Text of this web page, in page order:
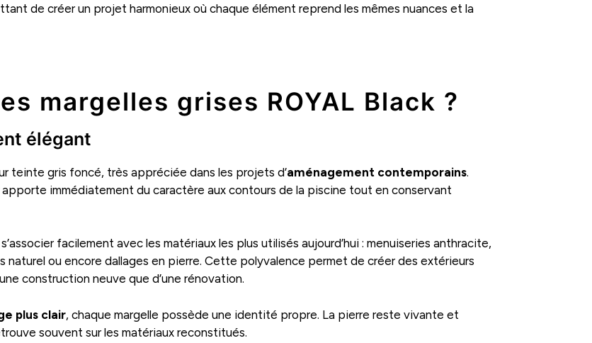
de créer un projet harmonieux où chaque élément reprend les mêmes nuances et la
margelles grises ROYAL Black ?
élégant
teinte gris foncé, très appréciée dans les projets d’aménagement contemporains.
immédiatement du caractère aux contours de la piscine tout en conservant
facilement avec les matériaux les plus utilisés aujourd’hui : menuiseries anthracite,
naturel ou encore dallages en pierre. Cette polyvalence permet de créer des extérieurs
construction neuve que d’une rénovation.
plus clair, chaque margelle possède une identité propre. La pierre reste vivante et
souvent sur les matériaux reconstitués.